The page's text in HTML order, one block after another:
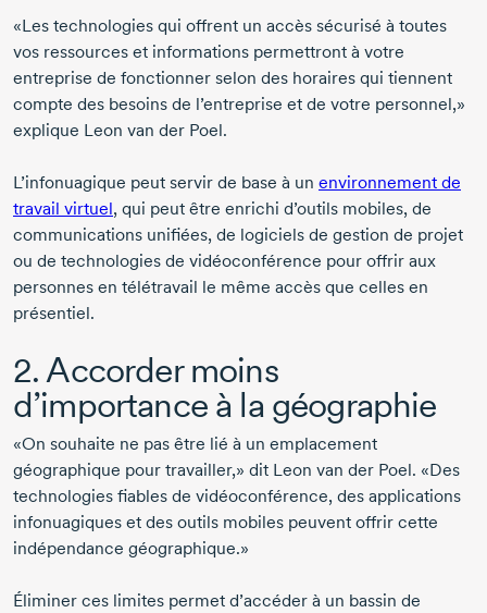
«Les technologies qui offrent un accès sécurisé à toutes
vos ressources et informations permettront à votre
entreprise de fonctionner selon des horaires qui tiennent
compte des besoins de l’entreprise et de votre personnel,»
explique Leon van der Poel.
L’infonuagique peut servir de base à un environnement de
travail virtuel, qui peut être enrichi d’outils mobiles, de
communications unifiées, de logiciels de gestion de projet
ou de technologies de vidéoconférence pour offrir aux
personnes en télétravail le même accès que celles en
présentiel.
2. Accorder moins
d’importance à la géographie
«On souhaite ne pas être lié à un emplacement
géographique pour travailler,» dit Leon van der Poel. «Des
technologies fiables de vidéoconférence, des applications
infonuagiques et des outils mobiles peuvent offrir cette
indépendance géographique.»
Éliminer ces limites permet d’accéder à un bassin de